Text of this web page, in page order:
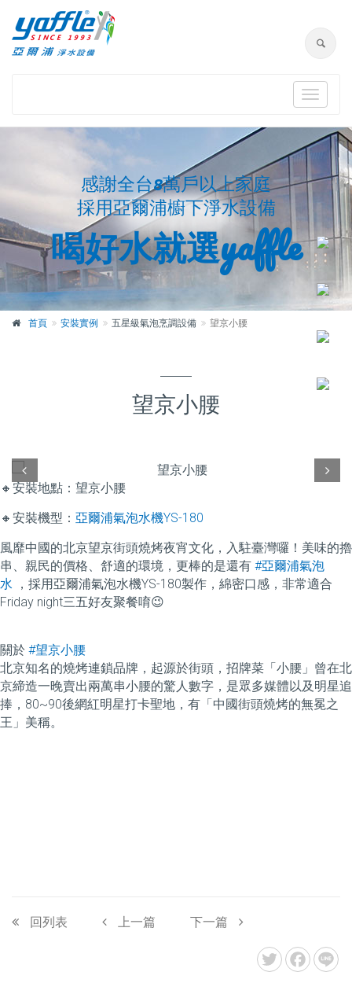
Toggle
感謝全台8萬戶以上家庭
採用亞爾浦櫥下淨水設備
喝好水就選yaffle
首頁 安裝實例 五星級氣泡烹調設備 望京小腰
望京小腰
Prev Next
🔸安裝地點：望京小腰
🔸 安裝機型： 亞爾浦氣泡水機YS-180
風靡中國的北京望京街頭燒烤夜宵文化，入駐臺灣囉！美味的擼
串、親民的價格、舒適的環境，更棒的是還有 #亞爾浦氣泡
水
，採用亞爾浦氣泡水機YS-180製作，綿密口感，非常適合
Friday night三五好友聚餐唷😉
關於 #望京小腰
北京知名的燒烤連鎖品牌，起源於街頭，招牌菜「小腰」曾在北
京締造一晚賣出兩萬串小腰的驚人數字，是眾多媒體以及明星追
捧，80~90後網紅明星打卡聖地，有「中國街頭燒烤的無冕之
王」美稱。
回列表 上一篇 下一篇